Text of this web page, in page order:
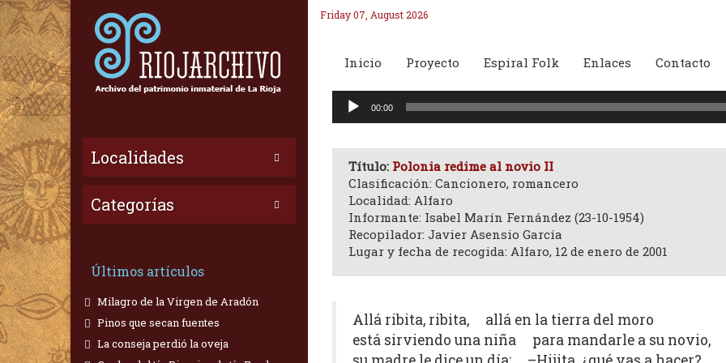
Localidades
Categorías
Últimos artículos
Milagro de la Virgen de Aradón
Pinos que secan fuentes
La conseja perdió la oveja
Friday 07, August 2026
Inicio Proyecto Espiral Folk Enlaces Contacto
Reproductor
00:00
Título: Polonia redime al novio II
Clasificación: Cancionero, romancero
Localidad: Alfaro
Informante: Isabel Marín Fernández (23-10-1954)
Recopilador: Javier Asensio García
Lugar y fecha de recogida: Alfaro, 12 de enero de 2001
Allá ribita, ribita, allá en la tierra del moro
está sirviendo una niña para mandarle a su novio,